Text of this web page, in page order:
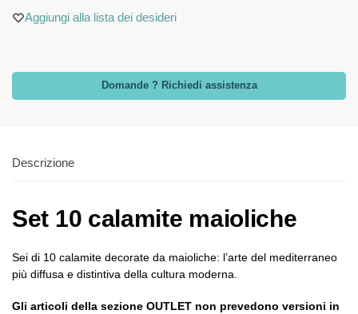
Aggiungi alla lista dei desideri
Domande ? Richiedi assistenza
Descrizione
Set 10 calamite maioliche
Sei di 10 calamite decorate da maioliche: l’arte del mediterraneo
più diffusa e distintiva della cultura moderna.
Gli articoli della sezione OUTLET non prevedono versioni in